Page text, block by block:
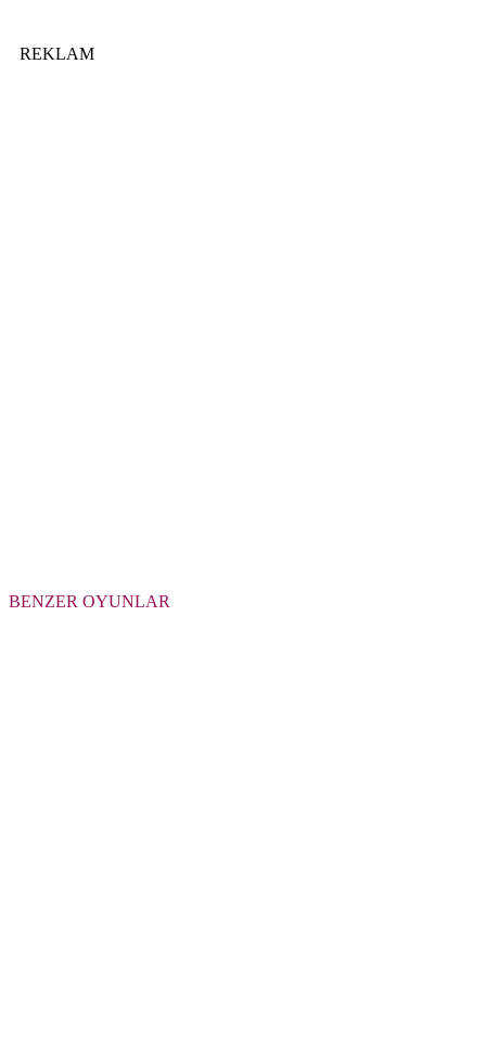
REKLAM
BENZER OYUNLAR